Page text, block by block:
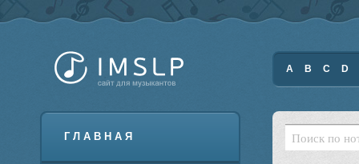
ГЛАВНАЯ
A B C D